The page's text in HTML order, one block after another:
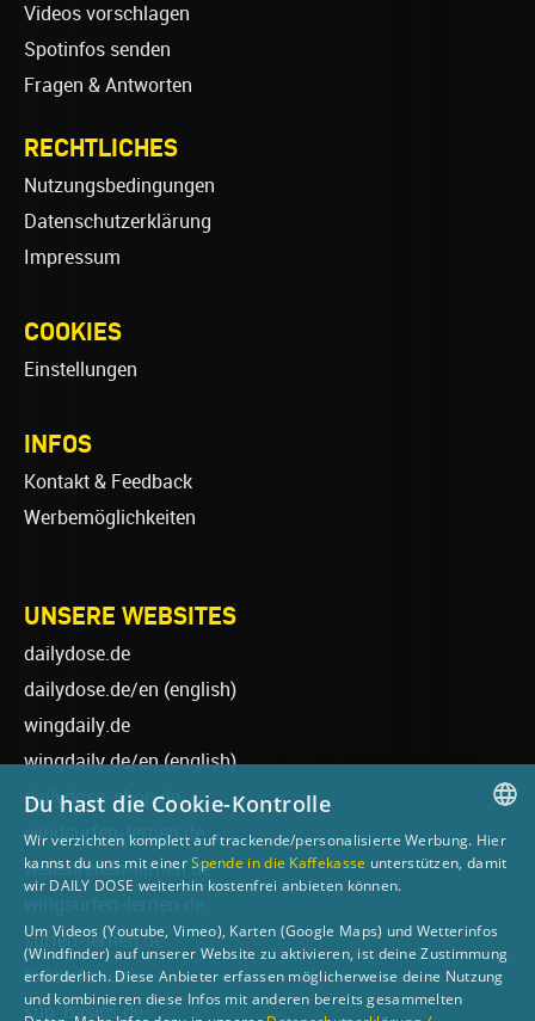
Videos vorschlagen
Spotinfos senden
Fragen & Antworten
RECHTLICHES
Nutzungsbedingungen
Datenschutzerklärung
Impressum
COOKIES
Einstellungen
INFOS
Kontakt & Feedback
Werbemöglichkeiten
UNSERE WEBSITES
dailydose.de
dailydose.de/en (english)
wingdaily.de
wingdaily.de/en(english)
dailydose-shop.de
windsurfen-lernen.de
wellenreiten-lernen.de
surfen-lernen.de
foilsurfen.de
sup-basics.de
GERMAN
Du hast die Cookie-Kontrolle
Wir verzichten komplett auf trackende/personalisierte Werbung. Hier
kannst du uns mit einerSpende in die Kaffekasse unterstützen, damit
wir DAILY DOSE weiterhin kostenfrei anbieten können.
Um Videos (Youtube, Vimeo), Karten (Google Maps) und Wetterinfos
(Windfinder) auf unserer Website zu aktivieren, ist deine Zustimmung
erforderlich. Diese Anbieter erfassen möglicherweise deine Nutzung
und kombinieren diese Infos mit anderen bereits gesammelten